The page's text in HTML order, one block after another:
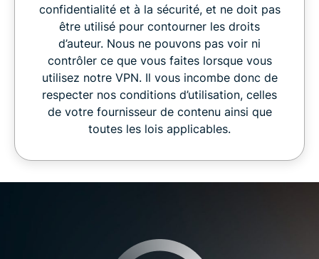
confidentialité et à la sécurité, et ne doit pas
être utilisé pour contourner les droits
d’auteur. Nous ne pouvons pas voir ni
contrôler ce que vous faites lorsque vous
utilisez notre VPN. Il vous incombe donc de
respecter nos conditions d’utilisation, celles
de votre fournisseur de contenu ainsi que
toutes les lois applicables.